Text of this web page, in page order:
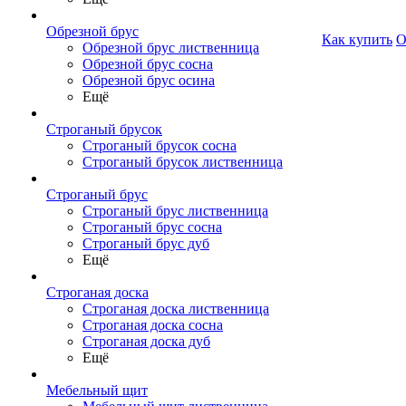
Обрезной брус
Обрезной брус лиственница
Обрезной брус сосна
Обрезной брус осина
Ещё
Строганый брусок
Строганый брусок сосна
Строганый брусок лиственница
Строганый брус
Строганый брус лиственница
Строганый брус сосна
Строганый брус дуб
Ещё
Строганая доска
Строганая доска лиственница
Строганая доска сосна
Строганая доска дуб
Ещё
Мебельный щит
Как купить